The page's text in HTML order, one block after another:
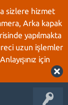
sizlere hizmet
Arka kapak
yapılmakta
uzun işlemler
için